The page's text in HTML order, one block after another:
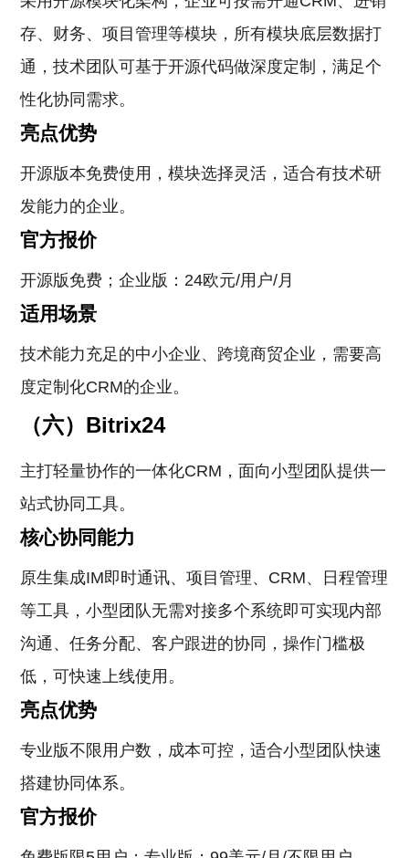
存、财务、项目管理等模块，所有模块底层数据打
通，技术团队可基于开源代码做深度定制，满足个
性化协同需求。
亮点优势
开源版本免费使用，模块选择灵活，适合有技术研
发能力的企业。
官方报价
开源版免费；企业版：24欧元/用户/月
适用场景
技术能力充足的中小企业、跨境商贸企业，需要高
度定制化CRM的企业。
（六）Bitrix24
主打轻量协作的一体化CRM，面向小型团队提供一
站式协同工具。
核心协同能力
原生集成IM即时通讯、项目管理、CRM、日程管理
等工具，小型团队无需对接多个系统即可实现内部
沟通、任务分配、客户跟进的协同，操作门槛极
低，可快速上线使用。
亮点优势
专业版不限用户数，成本可控，适合小型团队快速
搭建协同体系。
官方报价